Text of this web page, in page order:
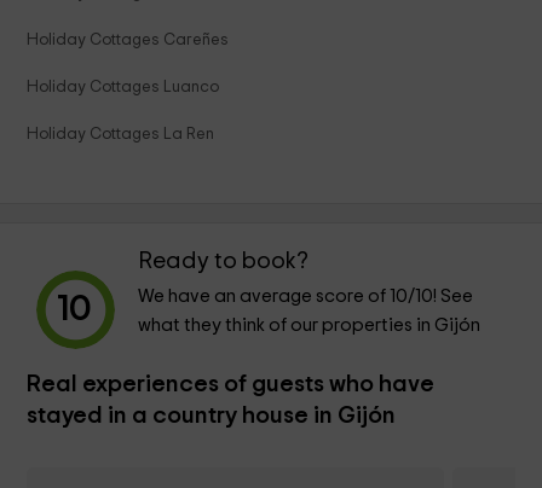
Holiday Cottages Careñes
Holiday Cottages Luanco
Holiday Cottages La Ren
10
Ready to book?
We have an average score of 10/10! See
what they think of our properties in Gijón
Real experiences of guests who have
stayed in a country house in Gijón